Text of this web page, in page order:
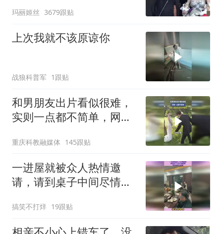
玛丽姬丝 3679跟贴
上次我就不该原谅你
战狼科普军 1跟贴
和男朋友出片看似很难，
实则一点都不简单，网
重庆科教融媒体 145跟贴
一进屋就被众人热情邀
请，请到桌子中间尽情跳
搞笑不打烊 19跟贴